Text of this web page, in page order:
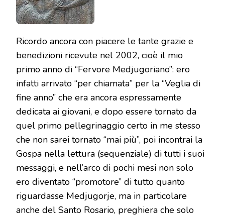
…
Ricordo ancora con piacere le tante grazie e
benedizioni ricevute nel 2002, cioè il mio
primo anno di “Fervore Medjugoriano”: ero
infatti arrivato “per chiamata” per la “Veglia di
fine anno” che era ancora espressamente
dedicata ai giovani, e dopo essere tornato da
quel primo pellegrinaggio certo in me stesso
che non sarei tornato “mai più”, poi incontrai la
Gospa nella lettura (sequenziale) di tutti i suoi
messaggi, e nell’arco di pochi mesi non solo
ero diventato “promotore” di tutto quanto
riguardasse Medjugorje, ma in particolare
anche del Santo Rosario, preghiera che solo